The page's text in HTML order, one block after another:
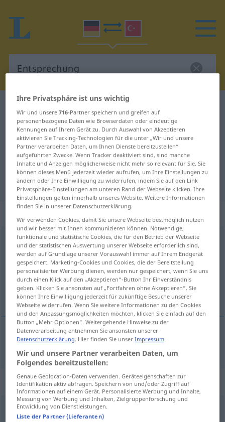
Deutsch-Türkisch Übersetzung für
"Entsprechung"
"Entsprechung" Türkisch
Übersetzung
: weiblich
Entsprechung f <Entsprechung; -en>
Übersicht aller Übersetzungen
(Für mehr Details die Übersetzung anklicken/antippen)
karşılık
karşılık Entsprechung
Synonyme für "Entsprechung"
Übereinstimmung
Ihre Privatsphäre ist uns wichtig
Wir und unsere716-Partner speichern und greifen auf
personenbezogene Daten wie Browserdaten oder eindeutige
Kennungen auf Ihrem Gerät zu. Durch Auswahl von Akzeptieren
aktivieren Sie Tracking-Technologien für die unter „Wir und unsere
Partner verarbeiten Daten, um Ihnen Dienste bereitzustellen“
aufgeführten Zwecke. Wenn Tracker deaktiviert sind, sind manche
Inhalte und Anzeigen möglicherweise nicht mehr so relevant für Sie. Sie
können dieses Menü jederzeit wieder aufrufen, um Ihre Einstellungen zu
ändern oder Ihre Einwilligung zu widerrufen, indem Sie auf den Link
Privatsphäre-Einstellungen am unteren Rand der Webseite klicken. Ihre
Einstellungen gelten innerhalb unseres Website. Weitere Informationen
finden Sie in unserer Datenschutzerklärung.
Wir verwenden Cookies, damit Sie unsere Webseite bestmöglich nutzen
und wir besser mit Ihnen kommunizieren können. Notwendige,
funktionale und statistische Cookies, die für den Betrieb der Webseite
und der statistischen Auswertung unserer Webseite erforderlich sind,
werden auf Grundlage unserer Vorauswahl immer auf Ihrem Endgerät
gespeichert. Marketing-Cookies und Cookies, die der Bereitstellung
personalisierter Werbung dienen, werden nur gespeichert, wenn Sie uns
durch einen Klick auf den „Akzeptieren“-Button Ihr Einverständnis
geben. Klicken Sie ansonsten auf „Fortfahren ohne Akzeptieren“. Sie
können Ihre Einwilligung jederzeit für zukünftige Besuche unserer
Webseite widerrufen. Wenn Sie weitere Informationen zu den Cookies
und den Anpassungsmöglichkeiten möchten, klicken Sie einfach auf den
Button „Mehr Optionen“. Weitergehende Hinweise zu der
Datenverarbeitung entnehmen Sie ansonsten unserer
Datenschutzerklärung. Hier finden Sie unserImpressum.
Wir und unsere Partner verarbeiten Daten, um
Folgendes bereitzustellen:
Genaue Geolocation-Daten verwenden. Geräteeigenschaften zur
Identifikation aktiv abfragen. Speichern von und/oder Zugriff auf
Informationen auf einem Gerät. Personalisierte Werbung und Inhalte,
Messung von Werbung und Inhalten, Zielgruppenforschung und
Entwicklung von Dienstleistungen.
Liste der Partner (Lieferanten)